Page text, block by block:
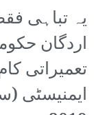
یہ تباہی
ایمنیسٹی